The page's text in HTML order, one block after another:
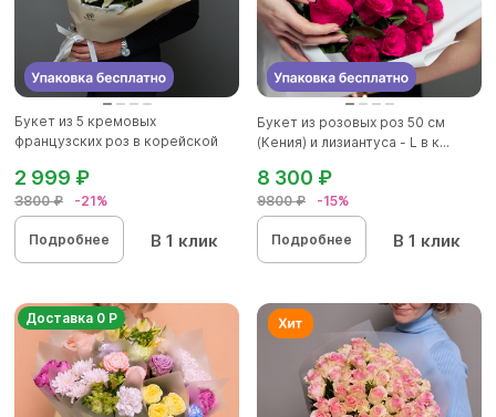
Букет из 5 кремовых
французских роз в корейской
3800 ₽ -21%
2 999 ₽
Подробнее В 1 клик
Букет из розовых роз 50 см
(Кения) и лизиантуса - L в к...
9800 ₽ -15%
8 300 ₽
Подробнее В 1 клик
Доставка 0 Р